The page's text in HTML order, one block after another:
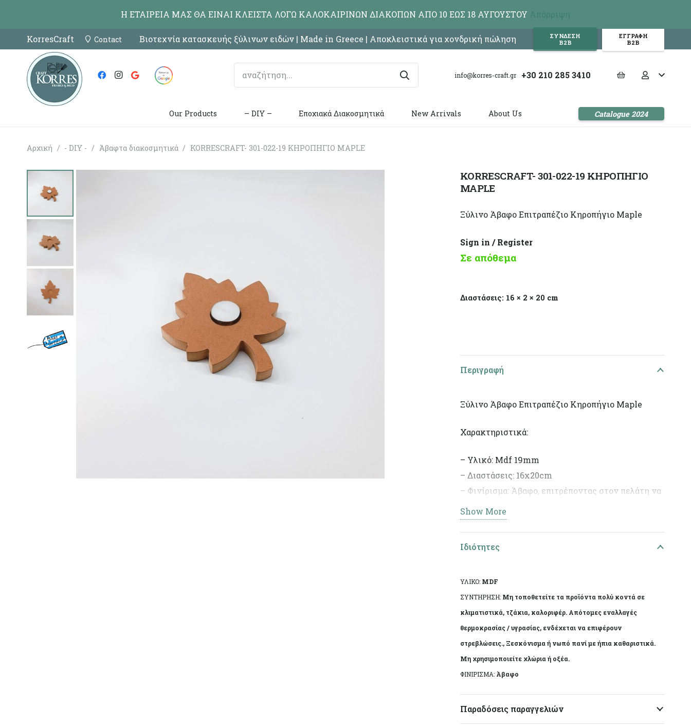
KorresCraft Contact Βιοτεχνία κατασκευής ξύλινων ειδών | Made in Greece | Αποκλειστικά για χονδρική πώληση
ΣΥΝΔΕΣΗ
Β2Β
ΕΓΓΡΑΦΗ
Β2Β
info@korres-craft.gr +30 210 285 3410
Our Products – DIY – Εποχιακά Διακοσμητικά New Arrivals About Us Catalogue 2024
Αρχική / - DIY - / Άβαφτα διακοσμητικά / KORRESCRAFT- 301-022-19 ΚΗΡΟΠΗΓΙΟ MAPLE
KORRESCRAFT- 301-022-19 ΚΗΡΟΠΗΓΙΟ
MAPLE
Ξύλινο Άβαφο Επιτραπέζιο Κηροπήγιο Maple
Sign in / Register
Σε απόθεμα
Διαστάσεις: 16 × 2 × 20 cm
Περιγραφή
Ξύλινο Άβαφο Επιτραπέζιο Κηροπήγιο Maple
Χαρακτηριστικά:
– Υλικό: Mdf 19mm
– Διαστάσεις: 16x20cm
– Φινίρισμα: Άβαφο, επιτρέποντας στον πελάτη να
διακοσμήσει το προϊόν σύμφωνα με το προσωπικό
του γούστο.
– Ιδανικό για DIY έργα και διακοσμητικές
Το προϊόν πωλείται χωρίς το κερί
Show More
Ιδιότητες
ΥΛΙΚΟ: MDF
ΣΥΝΤΗΡΗΣΗ: Μη τοποθετείτε τα προϊόντα πολύ κοντά σε
κλιματιστικά, τζάκια, καλοριφέρ. Απότομες εναλλαγές
θερμοκρασίας / υγρασίας, ενδέχεται να επιφέρουν
στρεβλώσεις., Ξεσκόνισμα ή νωπό πανί με ήπια καθαριστικά.
Μη χρησιμοποιείτε χλώρια ή οξέα.
ΦΙΝΙΡΙΣΜΑ: Άβαφο
Παραδόσεις παραγγελιών
Η ΕΤΑΙΡΕΙΑ ΜΑΣ ΘΑ ΕΙΝΑΙ ΚΛΕΙΣΤΑ ΛΟΓΩ ΚΑΛΟΚΑΙΡΙΝΩΝ ΔΙΑΚΟΠΩΝ ΑΠΟ 10 ΕΩΣ 18 ΑΥΓΟΥΣΤΟΥ Απόρριψη